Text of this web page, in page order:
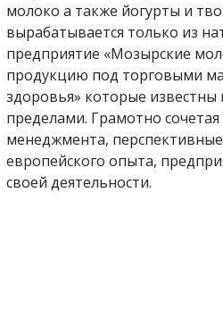
молоко а также йогурты и
вырабатывается только из
предприятие «Мозырские
продукцию под торговыми
здоровья» которые известны
пределами. Грамотно
менеджмента,
европейского опыта,
своей деятельности.